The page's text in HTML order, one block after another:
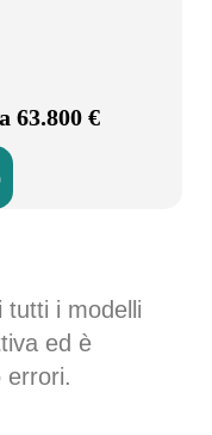
63.800 €
tutti i modelli
ed è
errori.